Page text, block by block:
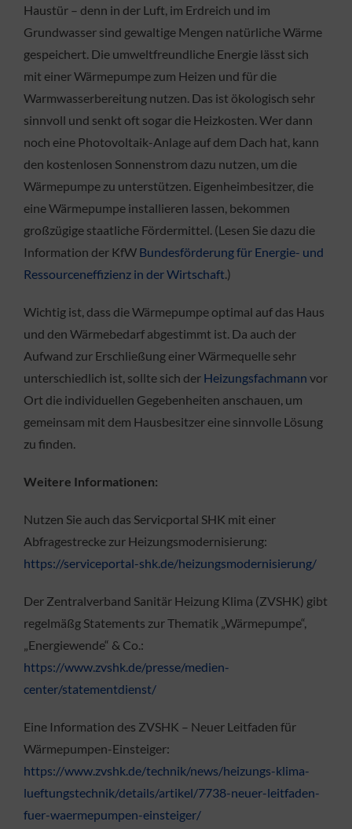
Haustür – denn in der Luft, im Erdreich und im
Grundwasser sind gewaltige Mengen natürliche Wärme
gespeichert. Die umweltfreundliche Energie lässt sich
mit einer Wärmepumpe zum Heizen und für die
Warmwasserbereitung nutzen. Das ist ökologisch sehr
sinnvoll und senkt oft sogar die Heizkosten. Wer dann
noch eine Photovoltaik-Anlage auf dem Dach hat, kann
den kostenlosen Sonnenstrom dazu nutzen, um die
Wärmepumpe zu unterstützen. Eigenheimbesitzer, die
eine Wärmepumpe installieren lassen, bekommen
großzügige staatliche Fördermittel. (Lesen Sie dazu die
Information der KfW Bundesförderung für Energie- und
Ressourceneffizienz in der Wirtschaft.)
Wichtig ist, dass die Wärmepumpe optimal auf das Haus
und den Wärmebedarf abgestimmt ist. Da auch der
Aufwand zur Erschließung einer Wärmequelle sehr
unterschiedlich ist, sollte sich der Heizungsfachmann vor
Ort die individuellen Gegebenheiten anschauen, um
gemeinsam mit dem Hausbesitzer eine sinnvolle Lösung
zu finden.
Weitere Informationen:
Nutzen Sie auch das Servicportal SHK mit einer
Abfragestrecke zur Heizungsmodernisierung:
https://serviceportal-shk.de/heizungsmodernisierung/
Der Zentralverband Sanitär Heizung Klima (ZVSHK) gibt
regelmäßg Statements zur Thematik „Wärmepumpe“,
„Energiewende“ & Co.:
https://www.zvshk.de/presse/medien-
center/statementdienst/
Eine Information des ZVSHK – Neuer Leitfaden für
Wärmepumpen-Einsteiger:
https://www.zvshk.de/technik/news/heizungs-klima-
lueftungstechnik/details/artikel/7738-neuer-leitfaden-
fuer-waermepumpen-einsteiger/